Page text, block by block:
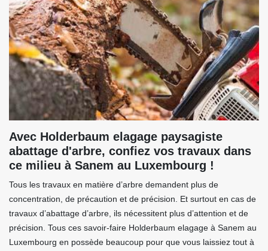
Avec Holderbaum elagage paysagiste
abattage d'arbre, confiez vos travaux dans
ce milieu à Sanem au Luxembourg !
Tous les travaux en matière d’arbre demandent plus de
concentration, de précaution et de précision. Et surtout en cas de
travaux d’abattage d’arbre, ils nécessitent plus d’attention et de
précision. Tous ces savoir-faire Holderbaum elagage à Sanem au
Luxembourg en possède beaucoup pour que vous laissiez tout à